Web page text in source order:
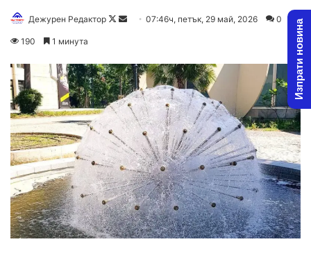
Дежурен Редактор
Follow
Send07:46ч, петък, 29 май, 2026 0
190 1 минута Изпрати новина